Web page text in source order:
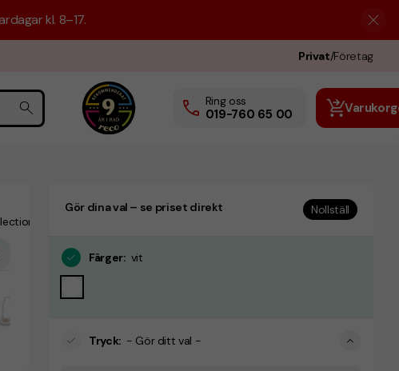
kl. 8–17.
Privat/Företag
Ring oss
019-760 65 00
Gör dina val – se priset direkt Nollställ
Färger: vit
Tryck: - Gör ditt val -